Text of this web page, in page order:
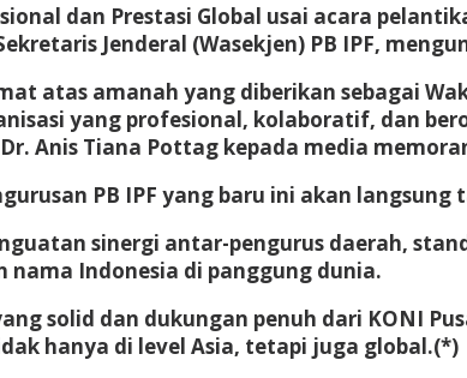
dan Prestasi Global usai acara
Jenderal (Wasekjen) PB IPF,
atas amanah yang diberikan sebagai
yang profesional, kolaboratif, dan
Anis Tiana Pottag kepada media
PB IPF yang baru ini akan
sinergi antar-pengurus daerah,
nama Indonesia di panggung dunia.
solid dan dukungan penuh dari KONI
hanya di level Asia, tetapi juga global.(*)